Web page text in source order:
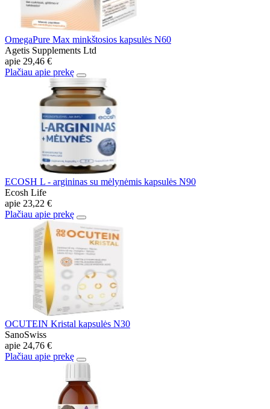
OmegaPure Max minkštosios kapsulės N60
Agetis Supplements Ltd
apie 29,46 €
Plačiau apie prekę
ECOSH L - argininas su mėlynėmis kapsulės N90
Ecosh Life
apie 23,22 €
Plačiau apie prekę
OCUTEIN Kristal kapsulės N30
SanoSwiss
apie 24,76 €
Plačiau apie prekę